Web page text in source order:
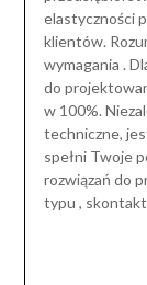
elastyczności
klientów.
wymagania .
do
w 100%.
techniczne,
spełni Twoje
rozwiązań do
typu ,